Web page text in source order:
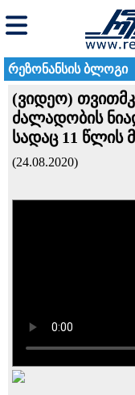
რეზონანსის ბლოგი
(ვიდეო)
ძალადობის
სადაც 11 წლის
(24.08.2020)